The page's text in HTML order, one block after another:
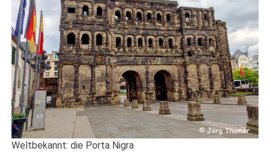
Weltbekannt: die Porta Nigra